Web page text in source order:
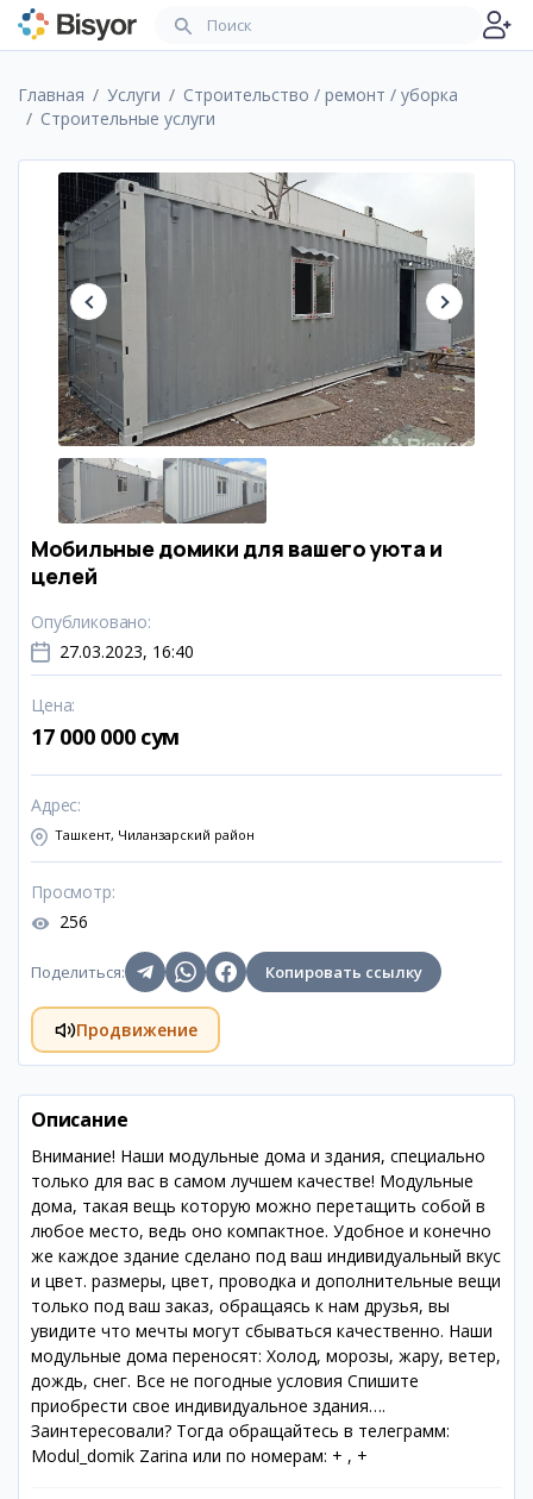
Главная Услуги
Строительство / ремонт / уборка
Cтроительные услуги
Мобильные домики для вашего уюта и
целей
Опубликовано:
27.03.2023, 16:40
Цена:
17 000 000 сум
Адрес:
Ташкент, Чиланзарский район
Просмотр:
256
Поделиться: Копировать ссылку
Продвижение
Описание
Внимание! Наши модульные дома и здания, специально
только для вас в самом лучшем качестве! Модульные
дома, такая вещь которую можно перетащить собой в
любое место, ведь оно компактное. Удобное и конечно
же каждое здание сделано под ваш индивидуальный вкус
и цвет. размеры, цвет, проводка и дополнительные вещи
только под ваш заказ, обращаясь к нам друзья, вы
увидите что мечты могут сбываться качественно. Наши
модульные дома переносят: Холод, морозы, жару, ветер,
дождь, снег. Все не погодные условия Спишите
приобрести свое индивидуальное здания….
Заинтересовали? Тогда обращайтесь в телеграмм:
Modul_domik Zarina или по номерам: + , +